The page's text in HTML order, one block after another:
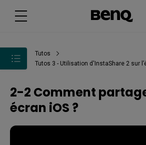
Tutos
Tutos 3 - Utilisation d'InstaShare 2 sur
2-2 Comment
écran iOS ?